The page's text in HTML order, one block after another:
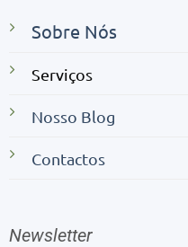
Sobre Nós
Serviços
Nosso Blog
Contactos
Newsletter